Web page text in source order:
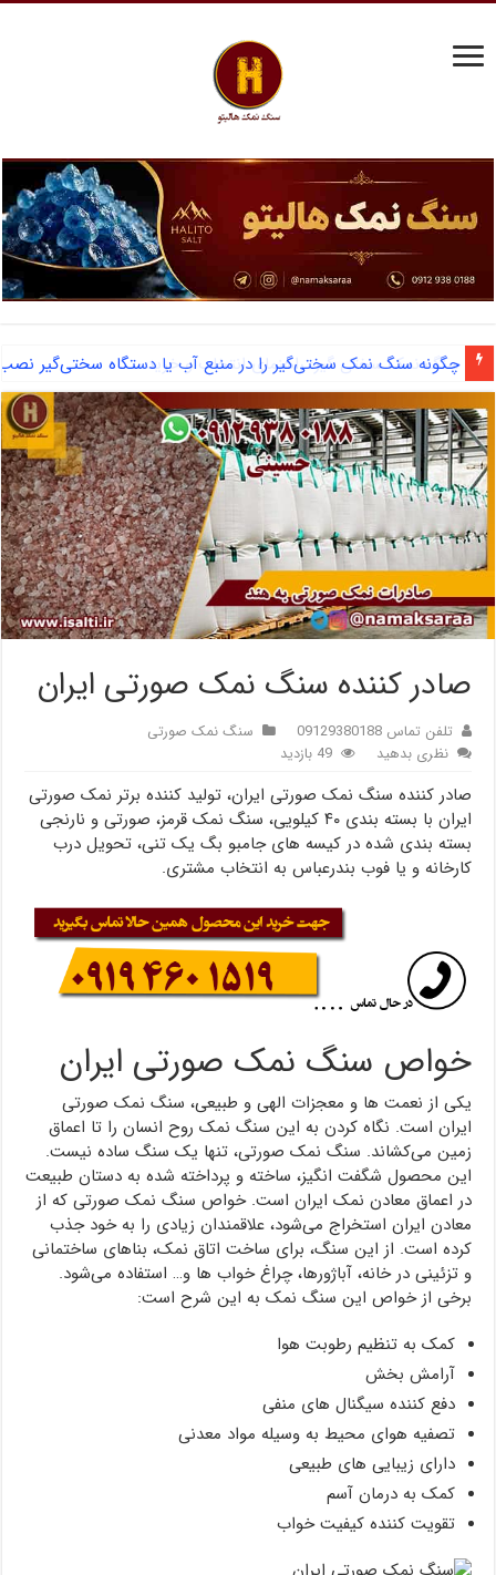
چگونه سنگ نمک سختی‌گیر را ‌در منبع آب یا دستگاه سختی‌گیر
صادر کننده سنگ نمک صورتی ایران
تلفن تماس 09129380188
سنگ نمک صورتی
نظری بدهید
49 بازدید
صادر کننده سنگ نمک صورتی ایران، تولید کننده برتر نمک صورتی
ایران با بسته بندی ۴۰ کیلویی، سنگ نمک قرمز، صورتی و نارنجی
بسته بندی شده در کیسه های جامبو بگ یک تنی، تحویل درب
کارخانه و یا فوب بندرعباس به انتخاب مشتری.
خواص سنگ نمک صورتی ایران
یکی از نعمت ها و معجزات الهی و طبیعی، سنگ نمک صورتی
ایران است. نگاه کردن به این سنگ نمک روح انسان را تا اعماق
زمین می‌کشاند. سنگ نمک صورتی، تنها یک سنگ ساده نیست.
این محصول شگفت انگیز، ساخته و پرداخته شده به دستان طبیعت
در اعماق معادن نمک ایران است. خواص سنگ نمک صورتی که از
معادن ایران استخراج می‌شود، علاقمندان زیادی را به خود جذب
کرده است. از این سنگ، برای ساخت اتاق نمک، بناهای ساختمانی
و تزئینی در خانه، آباژورها، چراغ خواب ها و… استفاده می‌شود.
برخی از خواص این سنگ نمک به این شرح است:
کمک به تنظیم رطوبت هوا
آرامش بخش
دفع کننده سیگنال های منفی
تصفیه هوای محیط به وسیله مواد معدنی
دارای زیبایی های طبیعی
کمک به درمان آسم
تقویت کننده کیفیت خواب